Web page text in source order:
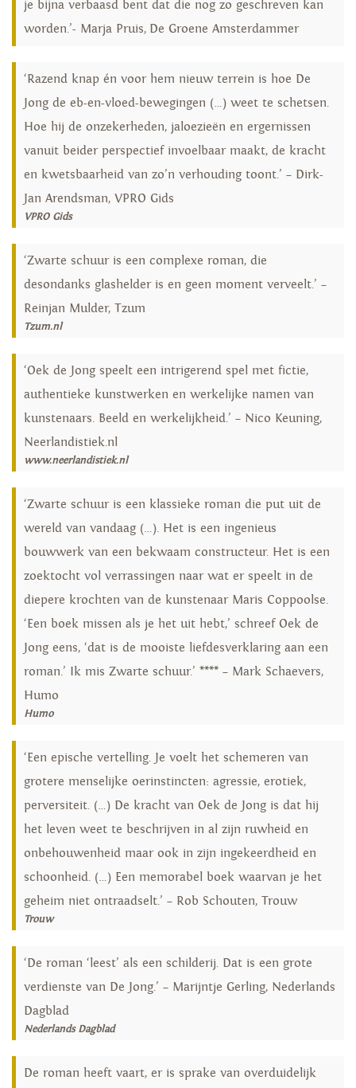
je bijna verbaasd bent dat die nog zo geschreven kan
worden.’- Marja Pruis, De Groene Amsterdammer
‘Razend knap én voor hem nieuw terrein is hoe De
Jong de eb-en-vloed-bewegingen (…) weet te schetsen.
Hoe hij de onzekerheden, jaloezieën en ergernissen
vanuit beider perspectief invoelbaar maakt, de kracht
en kwetsbaarheid van zo’n verhouding toont.’ – Dirk-
Jan Arendsman, VPRO Gids
VPRO Gids
‘Zwarte schuur is een complexe roman, die
desondanks glashelder is en geen moment verveelt.’ –
Reinjan Mulder, Tzum
Tzum.nl
‘Oek de Jong speelt een intrigerend spel met fictie,
authentieke kunstwerken en werkelijke namen van
kunstenaars. Beeld en werkelijkheid.’ – Nico Keuning,
Neerlandistiek.nl
www.neerlandistiek.nl
‘Zwarte schuur is een klassieke roman die put uit de
wereld van vandaag (…). Het is een ingenieus
bouwwerk van een bekwaam constructeur. Het is een
zoektocht vol verrassingen naar wat er speelt in de
diepere krochten van de kunstenaar Maris Coppoolse.
‘Een boek missen als je het uit hebt,’ schreef Oek de
Jong eens, ‘dat is de mooiste liefdesverklaring aan een
roman.’ Ik mis Zwarte schuur.’ **** – Mark Schaevers,
Humo
Humo
‘Een epische vertelling. Je voelt het schemeren van
grotere menselijke oerinstincten: agressie, erotiek,
perversiteit. (…) De kracht van Oek de Jong is dat hij
het leven weet te beschrijven in al zijn ruwheid en
onbehouwenheid maar ook in zijn ingekeerdheid en
schoonheid. (…) Een memorabel boek waarvan je het
geheim niet ontraadselt.’ – Rob Schouten, Trouw
Trouw
‘De roman ‘leest’ als een schilderij. Dat is een grote
verdienste van De Jong.’ – Marijntje Gerling, Nederlands
Dagblad
Nederlands Dagblad
De roman heeft vaart, er is sprake van overduidelijk